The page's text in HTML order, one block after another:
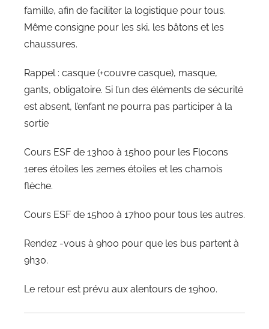
famille, afin de faciliter la logistique pour tous.
Même consigne pour les ski, les bâtons et les
chaussures.
Rappel : casque (+couvre casque), masque,
gants, obligatoire. Si l’un des éléments de sécurité
est absent, l’enfant ne pourra pas participer à la
sortie
Cours ESF de 13h00 à 15h00 pour les Flocons
1eres étoiles les 2emes étoiles et les chamois
flèche.
Cours ESF de 15h00 à 17h00 pour tous les autres.
Rendez -vous à 9h00 pour que les bus partent à
9h30.
Le retour est prévu aux alentours de 19h00.